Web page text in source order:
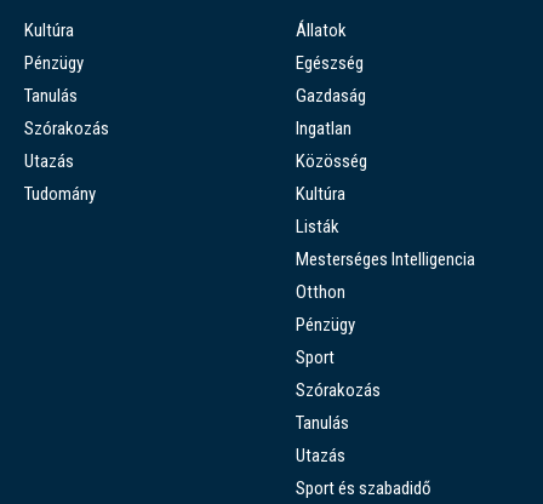
Kultúra
Pénzügy
Tanulás
Szórakozás
Utazás
Tudomány
Állatok
Egészség
Gazdaság
Ingatlan
Közösség
Kultúra
Listák
Mesterséges Intelligencia
Otthon
Pénzügy
Sport
Szórakozás
Tanulás
Utazás
Sport és szabadidő